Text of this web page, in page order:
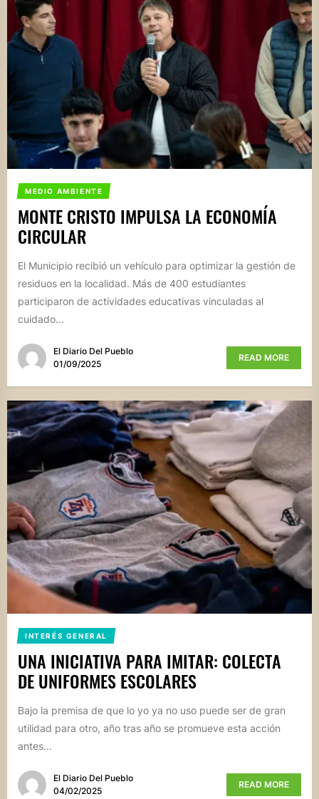
MEDIO AMBIENTE
MONTE CRISTO IMPULSA LA ECONOMÍA
CIRCULAR
El Municipio recibió un vehículo para optimizar la gestión de
residuos en la localidad. Más de 400 estudiantes
participaron de actividades educativas vinculadas al
cuidado...
El Diario Del Pueblo
01/09/2025
READ MORE
INTERÉS GENERAL
UNA INICIATIVA PARA IMITAR: COLECTA
DE UNIFORMES ESCOLARES
Bajo la premisa de que lo yo ya no uso puede ser de gran
utilidad para otro, año tras año se promueve esta acción
antes...
El Diario Del Pueblo
04/02/2025
READ MORE